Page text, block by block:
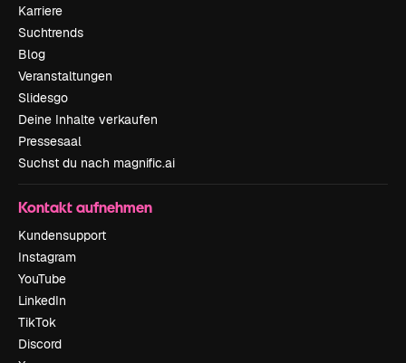
Karriere
Suchtrends
Blog
Veranstaltungen
Slidesgo
Deine Inhalte verkaufen
Pressesaal
Suchst du nach magnific.ai
Kontakt aufnehmen
Kundensupport
Instagram
YouTube
LinkedIn
TikTok
Discord